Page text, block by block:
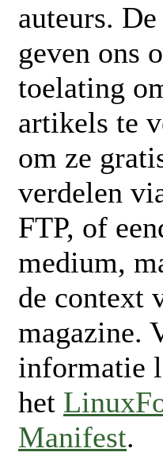
auteurs.
geven ons
toelating
artikels te
om ze
verdelen
FTP, of
medium,
de context
magazine.
informatie
het
Manifest.